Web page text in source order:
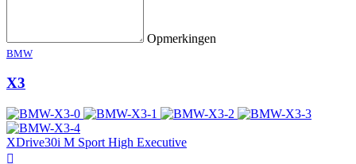
Opmerkingen
BMW
X3
XDrive30i M Sport High Executive